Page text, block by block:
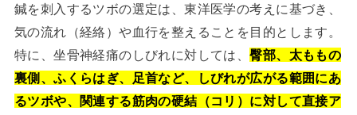
鍼を刺入するツボの選定は、東洋医学の考えに基づき、
気の流れ（経絡）や血行を整えることを目的とします。
特に、坐骨神経痛のしびれに対しては、臀部、太ももの
裏側、ふくらはぎ、足首など、しびれが広がる範囲にあ
るツボや、関連する筋肉の硬結（コリ）に対して直接ア